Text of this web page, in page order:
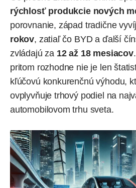
rýchlosť produkcie nových
porovnanie, západ tradične
rokov, zatiaľ čo BYD a ďalší
zvládajú za 12 až 18 mesiacov
pritom rozhodne nie je len
kľúčovú konkurenčnú výhodu,
ovplyvňuje trhový podiel na
automobilovom trhu sveta.